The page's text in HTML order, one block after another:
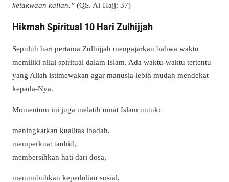
ketakwaan kalian.” (QS. Al-Hajj: 37)
Hikmah Spiritual 10 Hari Zulhijjah
Sepuluh hari pertama Zulhijjah mengajarkan bahwa waktu
memiliki nilai spiritual dalam Islam. Ada waktu-waktu tertentu
yang Allah istimewakan agar manusia lebih mudah mendekat
kepada-Nya.
Momentum ini juga melatih umat Islam untuk:
meningkatkan kualitas ibadah,
memperkuat tauhid,
membersihkan hati dari dosa,
menumbuhkan kepedulian sosial,